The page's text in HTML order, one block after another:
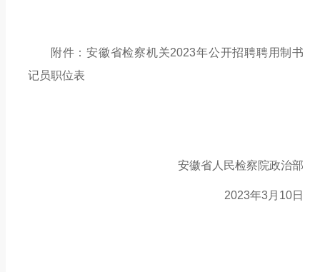
附件 ：安徽省检察机关2023年公开招聘聘用制书
记员职位表
安徽省人民检察院政治部
2023年3月10日